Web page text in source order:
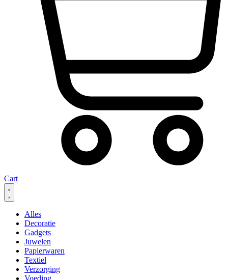
Cart
Alles
Decoratie
Gadgets
Juwelen
Papierwaren
Textiel
Verzorging
Voeding